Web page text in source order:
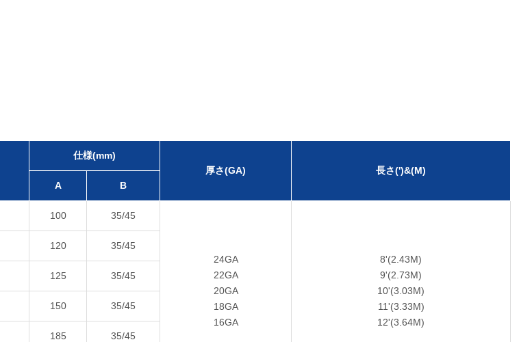
仕様(mm)
厚さ(GA)
長さ(')&(M)
A B
100 35/45
24GA
22GA
20GA
18GA
16GA
8'(2.43M)
9'(2.73M)
10'(3.03M)
11'(3.33M)
12'(3.64M)
120 35/45
125 35/45
150 35/45
185 35/45